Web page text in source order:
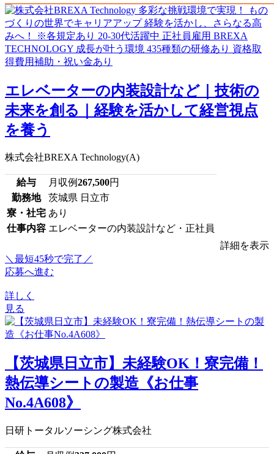
エレベーターの内装設計など｜技術の
未来を創る｜経験を活かして経営視点
を養う
株式会社BREXA Technology(A)
給与 月収例267,500円
勤務地
茨城県 日立市
寮・社宅 あり
仕事内容 エレベーターの内装設計など・正社員
詳細を表示
＼最短45秒で完了／
応募へ進む
詳しく
見る
【茨城県日立市】未経験OK！寮完備！
熱伝導シートの製造《お仕事
No.4A608》
日研トータルソーシング株式会社